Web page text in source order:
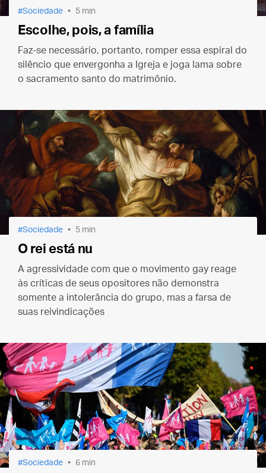
Sociedade 5 min
Escolhe, pois, a família
Faz-se necessário, portanto, romper essa espiral do
silêncio que envergonha a Igreja e joga lama sobre
o sacramento santo do matrimônio.
Sociedade 5 min
O rei está nu
A agressividade com que o movimento gay reage
às críticas de seus opositores não demonstra
somente a intolerância do grupo, mas a farsa de
suas reivindicações
Sociedade 6 min